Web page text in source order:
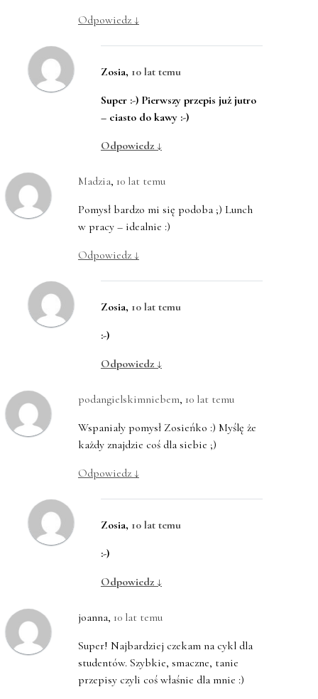
Odpowiedz ↓
Zosia, 10 lat temu
Super :-) Pierwszy przepis już jutro
– ciasto do kawy :-)
Odpowiedz ↓
Madzia, 10 lat temu
Pomysł bardzo mi się podoba ;) Lunch
w pracy – idealnie :)
Odpowiedz ↓
Zosia, 10 lat temu
:-)
Odpowiedz ↓
podangielskimniebem, 10 lat temu
Wspaniały pomysł Zosieńko :) Myślę że
każdy znajdzie coś dla siebie ;)
Odpowiedz ↓
Zosia, 10 lat temu
:-)
Odpowiedz ↓
joanna, 10 lat temu
Super! Najbardziej czekam na cykl dla
studentów. Szybkie, smaczne, tanie
przepisy czyli coś właśnie dla mnie :)